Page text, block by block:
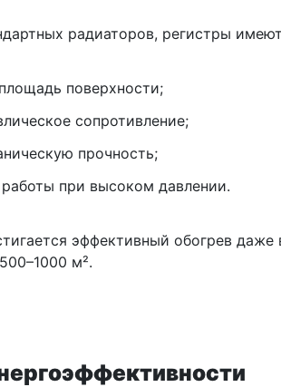
радиаторов, регистры
поверхности;
сопротивление;
прочность;
при высоком давлении.
эффективный обогрев
м².